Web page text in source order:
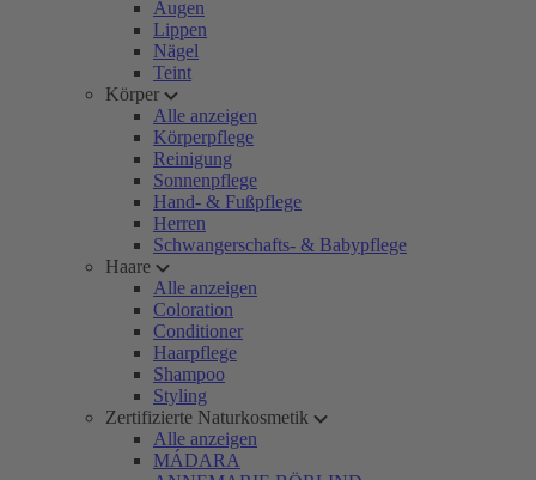
Augen
Lippen
Nägel
Teint
Körper
Alle anzeigen
Körperpflege
Reinigung
Sonnenpflege
Hand- & Fußpflege
Herren
Schwangerschafts- & Babypflege
Haare
Alle anzeigen
Coloration
Conditioner
Haarpflege
Shampoo
Styling
Zertifizierte Naturkosmetik
Alle anzeigen
MÁDARA